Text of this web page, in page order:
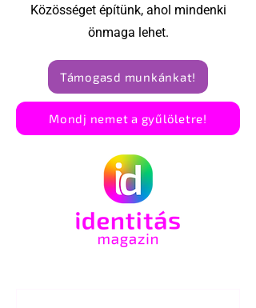
Közösséget építünk, ahol mindenki
önmaga lehet.
Támogasd munkánkat!
Mondj nemet a gyűlöletre!